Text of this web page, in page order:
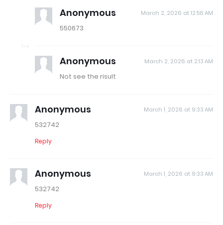
Anonymous March 2, 2026 at 12:56 AM
550673
Anonymous March 2, 2026 at 2:13 AM
Not see the risult
Anonymous March 1, 2026 at 9:33 AM
532742
Reply
Anonymous March 1, 2026 at 9:33 AM
532742
Reply